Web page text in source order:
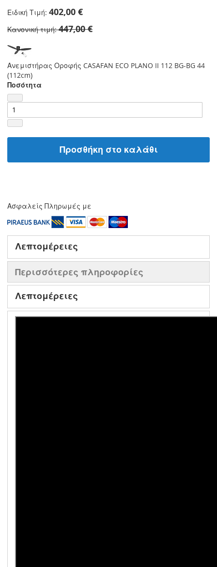
Ειδική Τιμή 402,00 €
Κανονική τιμή 447,00 €
Ανεμιστήρας Οροφής CASAFAN ECO PLANO II 112 BG-BG 44
(112cm)
Ποσότητα
Προσθήκη στο καλάθι
Ασφαλείς Πληρωμές με
Λεπτομέρειες
Περισσότερες πληροφορίες
Λεπτομέρειες